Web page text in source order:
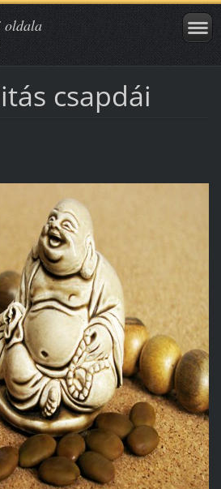
oldala
csapdái